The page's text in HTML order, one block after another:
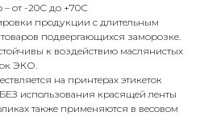
– от -20С до +70С
продукции с длительным
подвергающихся заморозке.
к воздействию маслянистых
ЭКО.
на принтерах этикеток
использования красящей ленты
также применяются в весовом